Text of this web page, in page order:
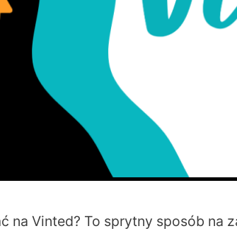
na Vinted? To sprytny sposób na